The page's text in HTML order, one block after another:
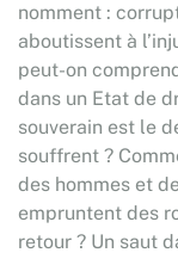
nomment :
aboutissent à
peut-on
dans un Etat de
souverain est le
souffrent ?
des hommes et
empruntent des
retour ? Un saut